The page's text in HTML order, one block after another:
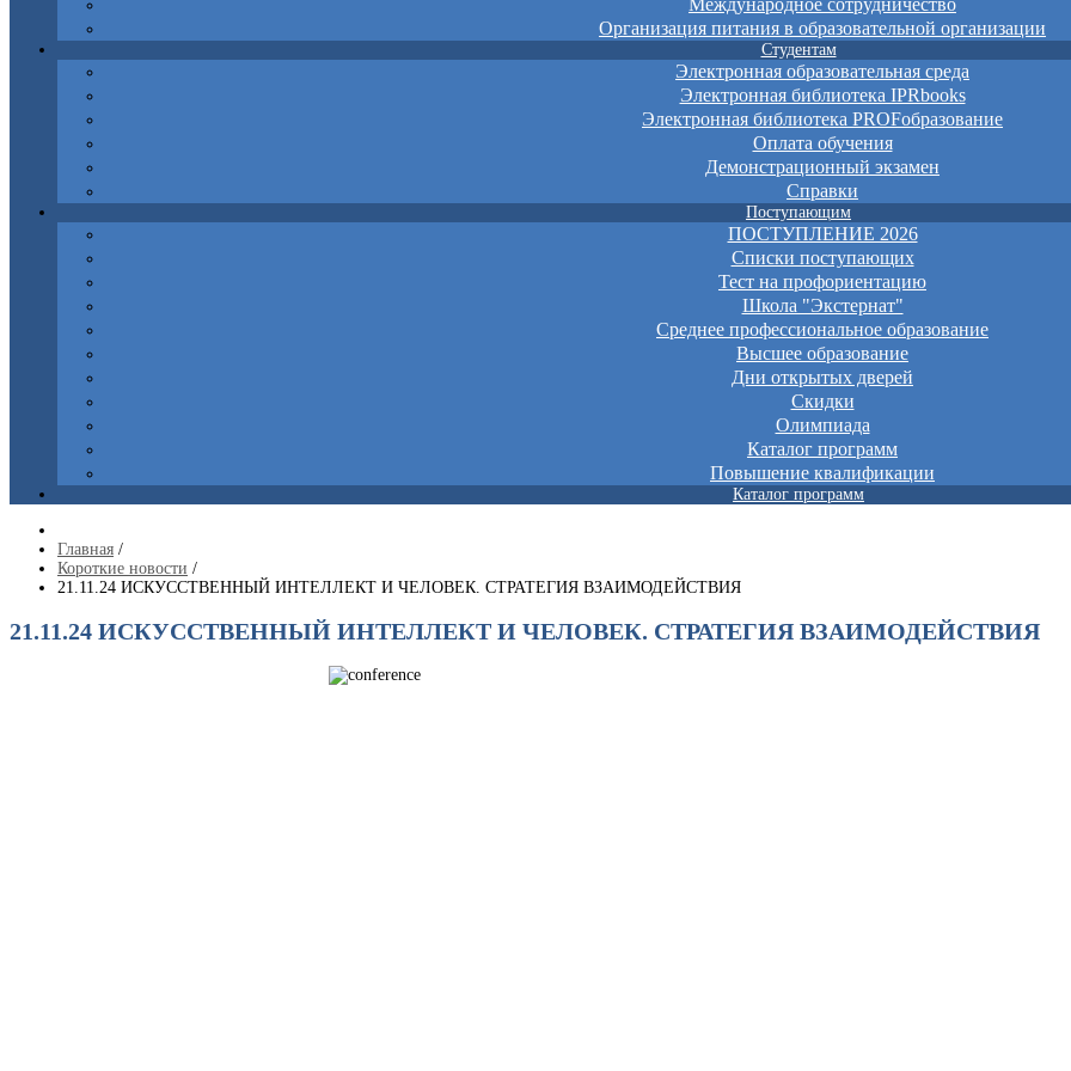
Организация питания в образовательной организации
Студентам
Электронная образовательная среда
Электронная библиотека IPRbooks
Электронная библиотека PROFобразование
Оплата обучения
Демонстрационный экзамен
Справки
Поступающим
ПОСТУПЛЕНИЕ 2026
Списки поступающих
Тест на профориентацию
Школа "Экстернат"
Среднее профессиональное образование
Высшее образование
Дни открытых дверей
Скидки
Олимпиада
Каталог программ
Повышение квалификации
Каталог программ
Главная /
Короткие новости /
21.11.24 ИСКУССТВЕННЫЙ ИНТЕЛЛЕКТ И ЧЕЛОВЕК. СТРАТЕГИЯ ВЗАИМОДЕЙСТВИЯ
21.11.24 ИСКУССТВЕННЫЙ ИНТЕЛЛЕКТ И ЧЕЛОВЕК. СТРАТЕГИЯ ВЗАИМОДЕЙСТВИЯ